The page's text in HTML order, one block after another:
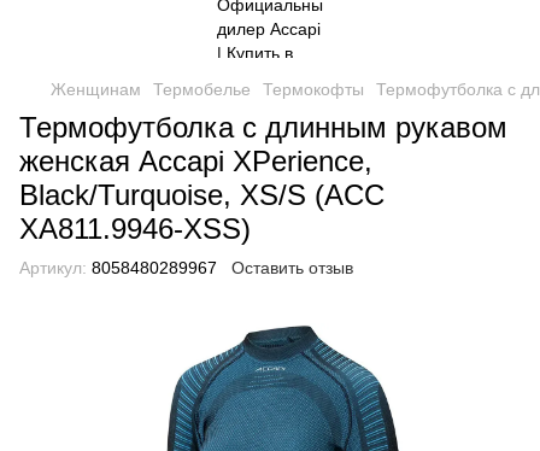
Женщинам Термобелье Термокофты Термофутболка с
Термофутболка с длинным рукавом
женская Accapi XPerience,
Black/Turquoise, XS/S (ACC
XА811.9946-XSS)
Артикул: 8058480289967 Оставить отзыв